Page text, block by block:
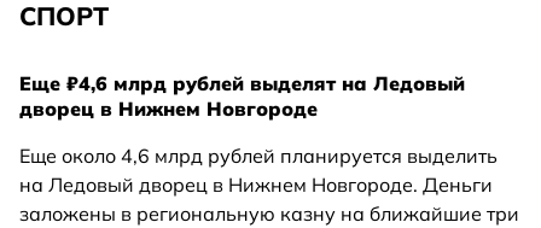
СПОРТ
Еще ₽4,6 млрд рублей выделят на Ледовый
дворец в Нижнем Новгороде
Еще около 4,6 млрд рублей планируется выделить
на Ледовый дворец в Нижнем Новгороде. Деньги
заложены в региональную казну на ближайшие три